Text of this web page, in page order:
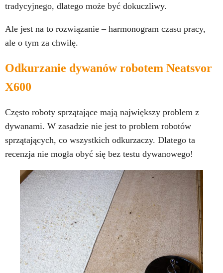
tradycyjnego, dlatego może być dokuczliwy.
Ale jest na to rozwiązanie – harmonogram czasu pracy,
ale o tym za chwilę.
Odkurzanie dywanów robotem Neatsvor
X600
Często roboty sprzątające mają największy problem z
dywanami. W zasadzie nie jest to problem robotów
sprzątających, co wszystkich odkurzaczy. Dlatego ta
recenzja nie mogła obyć się bez testu dywanowego!